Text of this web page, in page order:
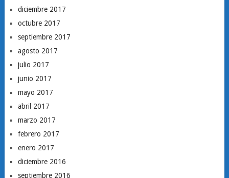
diciembre 2017
octubre 2017
septiembre 2017
agosto 2017
julio 2017
junio 2017
mayo 2017
abril 2017
marzo 2017
febrero 2017
enero 2017
diciembre 2016
septiembre 2016